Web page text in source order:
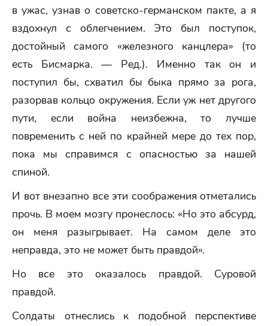
в ужас, узнав о советско-германском пакте, а я
вздохнул с облегчением. Это был поступок,
достойный самого «железного канцлера» (то
есть Бисмарка. — Ред.). Именно так он и
поступил бы, схватил бы быка прямо за рога,
разорвав кольцо окружения. Если уж нет другого
пути, если война неизбежна, то лучше
повременить с ней по крайней мере до тех пор,
пока мы справимся с опасностью за нашей
спиной.
И вот внезапно все эти соображения отметались
прочь. В моем мозгу пронеслось: «Но это абсурд,
он меня разыгрывает. На самом деле это
неправда, это не может быть правдой».
Но все это оказалось правдой. Суровой
правдой.
Солдаты отнеслись к подобной перспективе